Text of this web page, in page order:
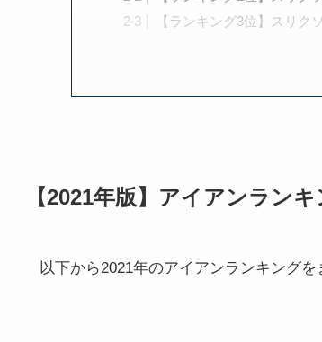
【ランキング3位】スリク
【2021年版】アイアンラン
以下から2021年のアイアンランキング